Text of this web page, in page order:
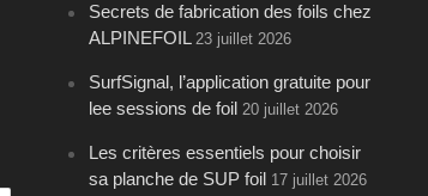
Secrets de fabrication des foils chez
ALPINEFOIL 23 juillet 2026
SurfSignal, l’application gratuite pour
lee sessions de foil 20 juillet 2026
Les critères essentiels pour choisir
sa planche de SUP foil 17 juillet 2026